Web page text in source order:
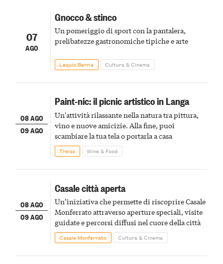
07
AGO
Gnocco & stinco
Un pomeriggio di sport con la pantalera,
prelibatezze gastronomiche tipiche e arte
Lequio Berria Cultura & Cinema
08 AGO
09 AGO
Paint-nic: il picnic artistico in Langa
Un'attività rilassante nella natura tra pittura,
vino e nuove amicizie. Alla fine, puoi
scambiare la tua tela o portarla a casa
Treiso Wine & Food
08 AGO
09 AGO
Casale città aperta
Un’iniziativa che permette di riscoprire Casale
Monferrato attraverso aperture speciali, visite
guidate e percorsi diffusi nel cuore della città
Casale Monferrato Cultura & Cinema